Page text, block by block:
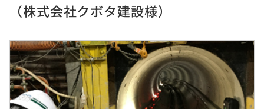
（株式会社クボタ建設様）